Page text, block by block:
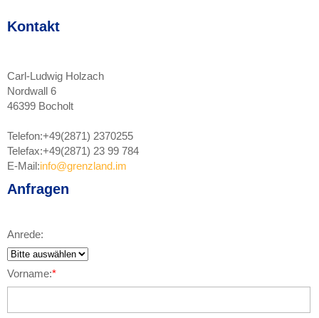
Kontakt
Carl-Ludwig Holzach
Nordwall 6
46399 Bocholt
Telefon:+49(2871) 2370255
Telefax:+49(2871) 23 99 784
E-Mail:info@grenzland.im
Anfragen
Anrede:
Vorname:*